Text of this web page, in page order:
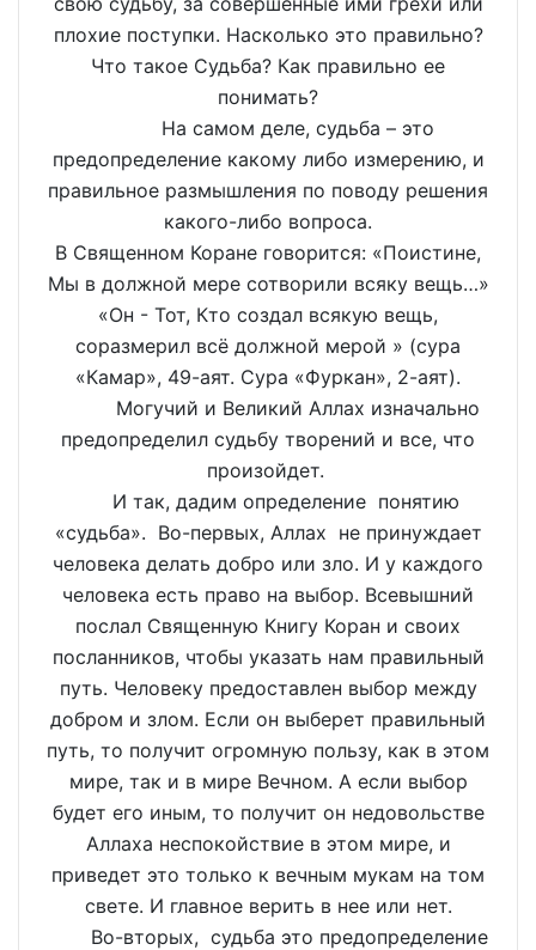
плохие поступки. Насколько это правильно?
Что такое Судьба? Как правильно ее
понимать?
На самом деле, судьба – это
предопределение какому либо измерению, и
правильное размышления по поводу решения
какого-либо вопроса.
В Священном Коране говорится: «Поистине,
Мы в должной мере сотворили всяку вещь…»
«Он - Тот, Кто создал всякую вещь,
соразмерил всё должной мерой » (сура
«Камар», 49-аят. Сура «Фуркан», 2-аят).
Могучий и Великий Аллах изначально
предопределил судьбу творений и все, что
произойдет.
И так, дадим определение понятию
«судьба». Во-первых, Аллах не принуждает
человека делать добро или зло. И у каждого
человека есть право на выбор. Всевышний
послал Священную Книгу Коран и своих
посланников, чтобы указать нам правильный
путь. Человеку предоставлен выбор между
добром и злом. Если он выберет правильный
путь, то получит огромную пользу, как в этом
мире, так и в мире Вечном. А если выбор
будет его иным, то получит он недовольстве
Аллаха неспокойствие в этом мире, и
приведет это только к вечным мукам на том
свете. И главное верить в нее или нет.
Во-вторых, судьба это предопределение